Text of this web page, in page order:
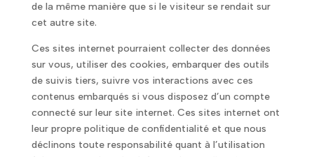
de la même manière que si le visiteur se rendait sur
cet autre site.
Ces sites internet pourraient collecter des données
sur vous, utiliser des cookies, embarquer des outils
de suivis tiers, suivre vos interactions avec ces
contenus embarqués si vous disposez d’un compte
connecté sur leur site internet. Ces sites internet ont
leur propre politique de confidentialité et que nous
déclinons toute responsabilité quant à l’utilisation